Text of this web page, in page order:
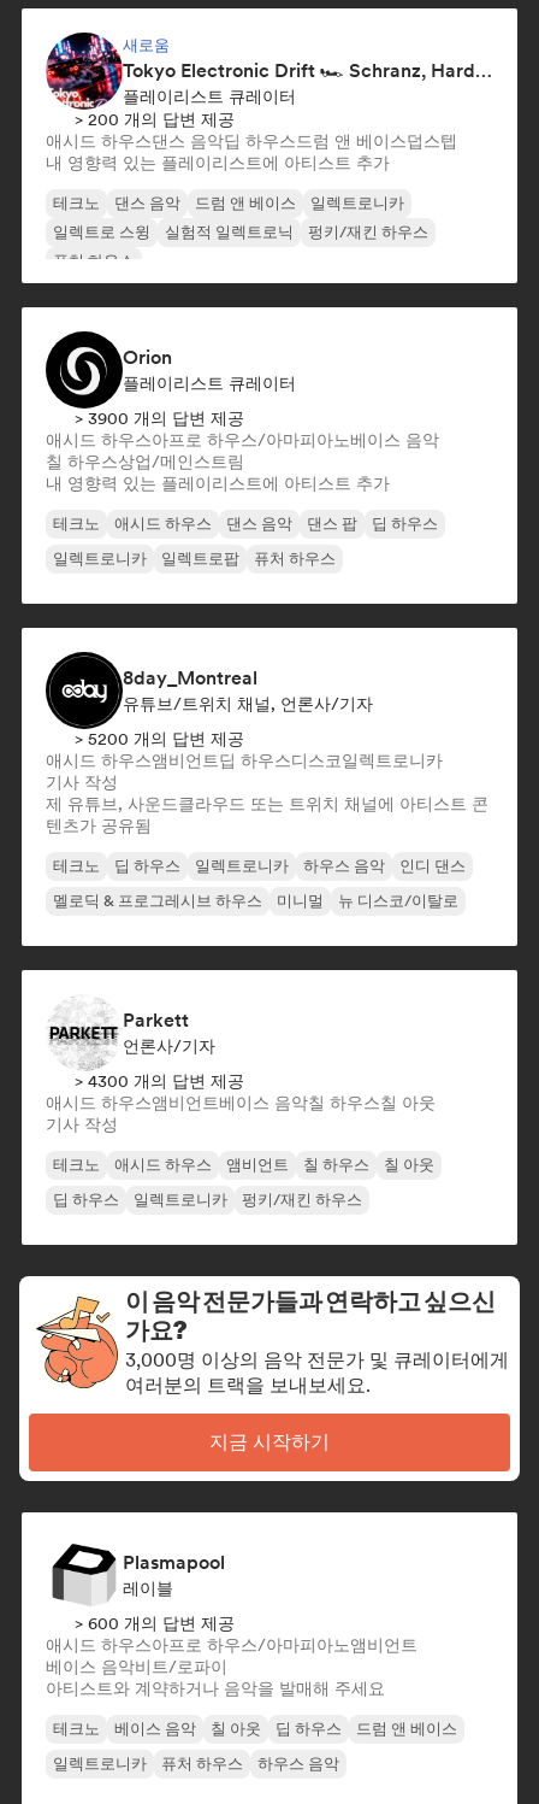
새로움
Tokyo Electronic Drift 🏎️ Schranz, Hard Techno & Anime EDM
플레이리스트 큐레이터
> 200 개의 답변 제공
애시드 하우스댄스 음악딥 하우스드럼 앤 베이스덥스텝
내 영향력 있는 플레이리스트에 아티스트 추가
테크노 댄스 음악 드럼 앤 베이스
일렉트로니카
일렉트로 스윙
실험적 일렉트로닉
펑키/재킨 하우스
퓨처 하우스
Orion
플레이리스트 큐레이터
> 3900 개의 답변 제공
애시드 하우스아프로 하우스/아마피아노베이스 음악
칠 하우스상업/메인스트림
내 영향력 있는 플레이리스트에 아티스트 추가
테크노 애시드 하우스 댄스 음악 댄스 팝
딥 하우스
일렉트로니카
일렉트로팝 퓨처 하우스
8day_Montreal
유튜브/트위치 채널, 언론사/기자
> 5200 개의 답변 제공
애시드 하우스앰비언트딥 하우스디스코일렉트로니카
기사 작성
제 유튜브, 사운드클라우드 또는 트위치 채널에 아티스트 콘
텐츠가 공유됨
테크노 딥 하우스 일렉트로니카 하우스 음악
인디 댄스
멜로딕 & 프로그레시브 하우스
미니멀 뉴 디스코/이탈로
Parkett
언론사/기자
> 4300 개의 답변 제공
애시드 하우스앰비언트베이스 음악칠 하우스칠 아웃
기사 작성
테크노 애시드 하우스 앰비언트 칠 하우스
칠 아웃
딥 하우스
일렉트로니카 펑키/재킨 하우스
이 음악 전문가들과 연락하고 싶으신
가요?
3,000명 이상의 음악 전문가 및 큐레이터에게
여러분의 트랙을 보내보세요.
지금 시작하기
Plasmapool
레이블
> 600 개의 답변 제공
애시드 하우스아프로 하우스/아마피아노앰비언트
베이스 음악비트/로파이
아티스트와 계약하거나 음악을 발매해 주세요
테크노 베이스 음악 칠 아웃 딥 하우스
드럼 앤 베이스
일렉트로니카
퓨처 하우스 하우스 음악